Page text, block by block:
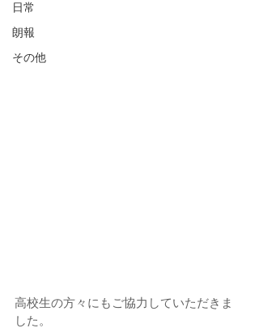
日常
朗報
その他
高校生の方々にもご協力していただきま
した。